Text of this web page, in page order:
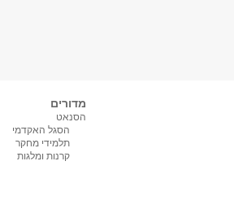
מדורים
הסנאט
הסגל האקדמי
תלמידי מחקר
קרנות ומלגות